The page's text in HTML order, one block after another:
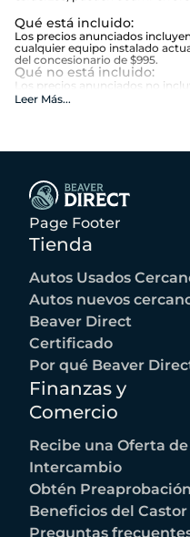
Qué está incluido:
Los precios anunciados
cualquier equipo instalado
del concesionario de $995.
Qué no está incluido:
Los precios anunciados no
seleccionado por el comprador,
Leer Más...
Page Footer
Tienda
Autos Usados
Autos nuevos
Beaver Direct
Certificado
Por qué Beaver
Finanzas y
Comercio
Recibe una Oferta de
Intercambio
Obtén Preaprobación
Beneficios del Castor
Preguntas